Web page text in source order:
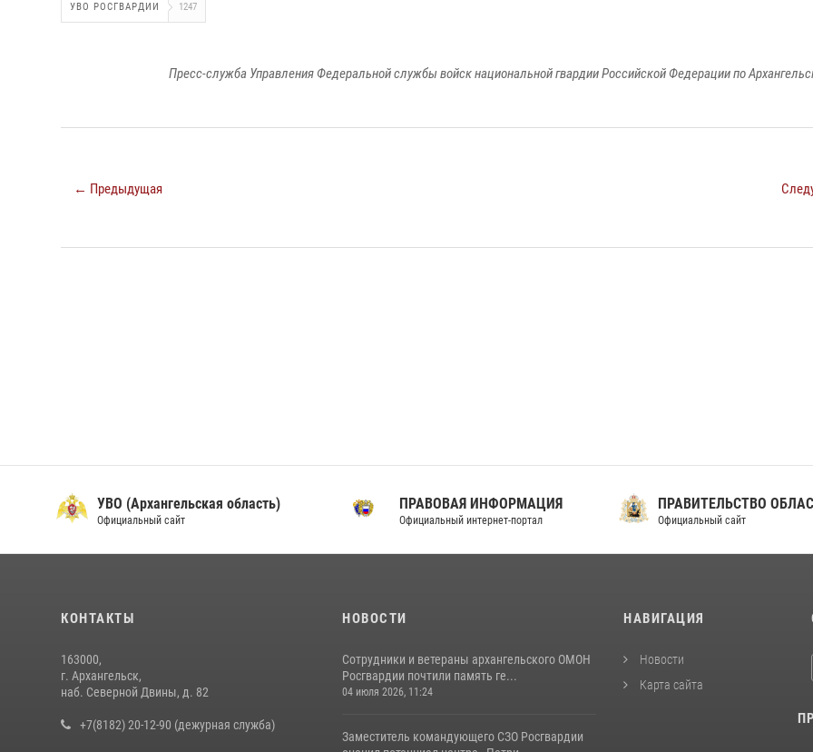
УВО РОСГВАРДИИ 1247
Пресс-служба Управления Федеральной службы войск национальной гвардии Российской Федерации по
← Предыдущая
УВО (Архангельская область)
Официальный сайт
ПРАВОВАЯ ИНФОРМАЦИЯ
Официальный интернет-портал
ПРАВИТЕЛЬСТВО
Официальный сайт
КОНТАКТЫ
163000,
г. Архангельск,
наб. Северной Двины, д. 82
+7(8182) 20-12-90 (дежурная служба)
НОВОСТИ
Сотрудники и ветераны архангельского ОМОН
Росгвардии почтили память ге...
04 июля 2026, 11:24
Заместитель командующего СЗО Росгвардии
НАВИГАЦИЯ
Новости
Карта сайта